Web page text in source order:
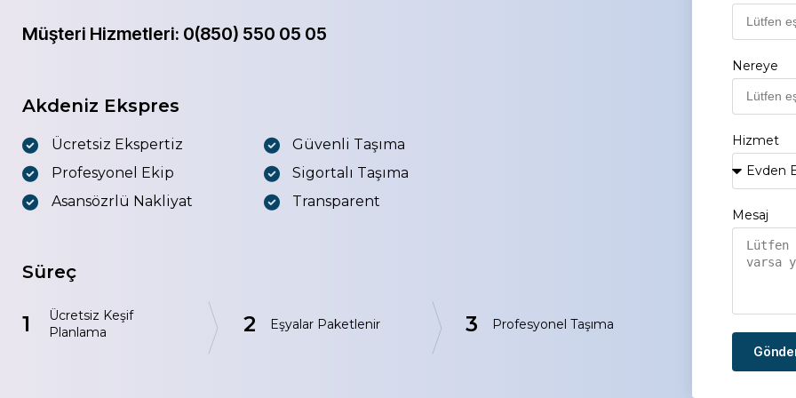
Müşteri Hizmetleri: 0(850) 550 05 05
Akdeniz Ekspres
Ücretsiz Ekspertiz
Profesyonel Ekip
Asansözrlü Nakliyat
Güvenli Taşıma
Sigortalı Taşıma
Transparent
Süreç
1
Ücretsiz Keşif
Planlama
2 Eşyalar Paketlenir 3 Profesyonel Taşıma
Nereye
Hizmet
Mesaj